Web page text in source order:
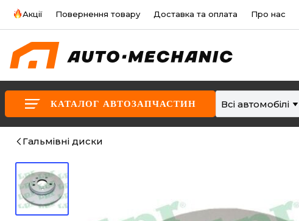
Акції Повернення товару Доставка та оплата Про нас
КАТАЛОГ АВТОЗАПЧАСТИН Всі автомобілі
Гальмівні диски